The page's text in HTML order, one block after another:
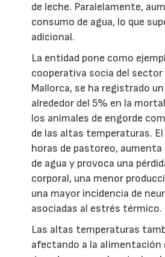
de leche. Paralelamente,
consumo de agua, lo que
adicional.
La entidad pone como
cooperativa socia del sector
Mallorca, se ha registrado
alrededor del 5% en la
los animales de engorde
de las altas temperaturas.
horas de pastoreo, aumenta
de agua y provoca una
corporal, una menor
una mayor incidencia de
asociadas al estrés térmico.
Las altas temperaturas
afectando a la alimentación